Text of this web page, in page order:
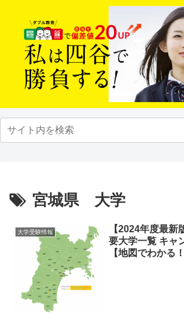
宮城県 大学
大学受験情報
【2024年度最新
要大学一覧 キャ
【地図でわかる！